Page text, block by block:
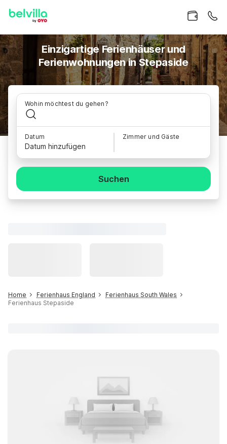
Einzigartige Ferienhäuser und
Ferienwohnungen in Stepaside
Wohin möchtest du gehen?
Datum
Datum hinzufügen
Zimmer und Gäste
Suchen
Home Ferienhaus England
Ferienhaus South Wales
Ferienhaus Stepaside